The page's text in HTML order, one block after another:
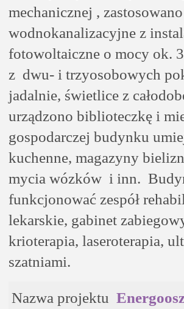
mechanicznej ,
wodnokanalizacyjne z
fotowoltaiczne o mocy ok.
z dwu- i trzyosobowych
jadalnie, świetlice z
urządzono biblioteczkę i
gospodarczej budynku
kuchenne, magazyny
mycia wózków i inn.
funkcjonować zespół
lekarskie, gabinet
krioterapia, laseroterapia,
szatniami.
Nazwa projektu